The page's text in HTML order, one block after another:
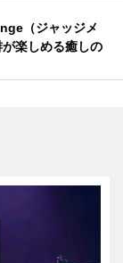
（ジャッジメ
楽しめる癒しの